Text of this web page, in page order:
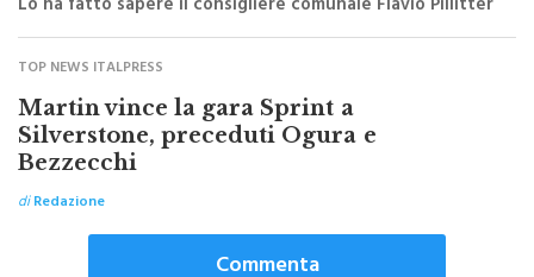
diRedazione
Lo ha fatto sapere il consigliere comunale Flavio Pillitter
TOP NEWS ITALPRESS
Martin vince la gara Sprint a
Silverstone, preceduti Ogura e
Bezzecchi
Redazione